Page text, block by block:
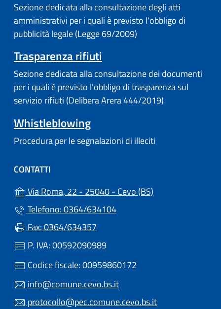
Sezione dedicata alla consultazione degli atti
amministrativi per i quali è previsto l'obbligo di
pubblicità legale (Legge 69/2009)
Trasparenza rifiuti
Sezione dedicata alla consultazione dei documenti
per i quali è previsto l'obbligo di trasparenza sul
servizio rifiuti (Delibera Arera 444/2019)
Whistleblowing
Procedura per le segnalazioni di illeciti
CONTATTI
Via Roma, 22 - 25040 - Cevo (BS)
Telefono: 0364/634104
Fax: 0364/634357
P. IVA: 00592090989
Codice fiscale: 00959860172
info@comune.cevo.bs.it
protocollo@pec.comune.cevo.bs.it